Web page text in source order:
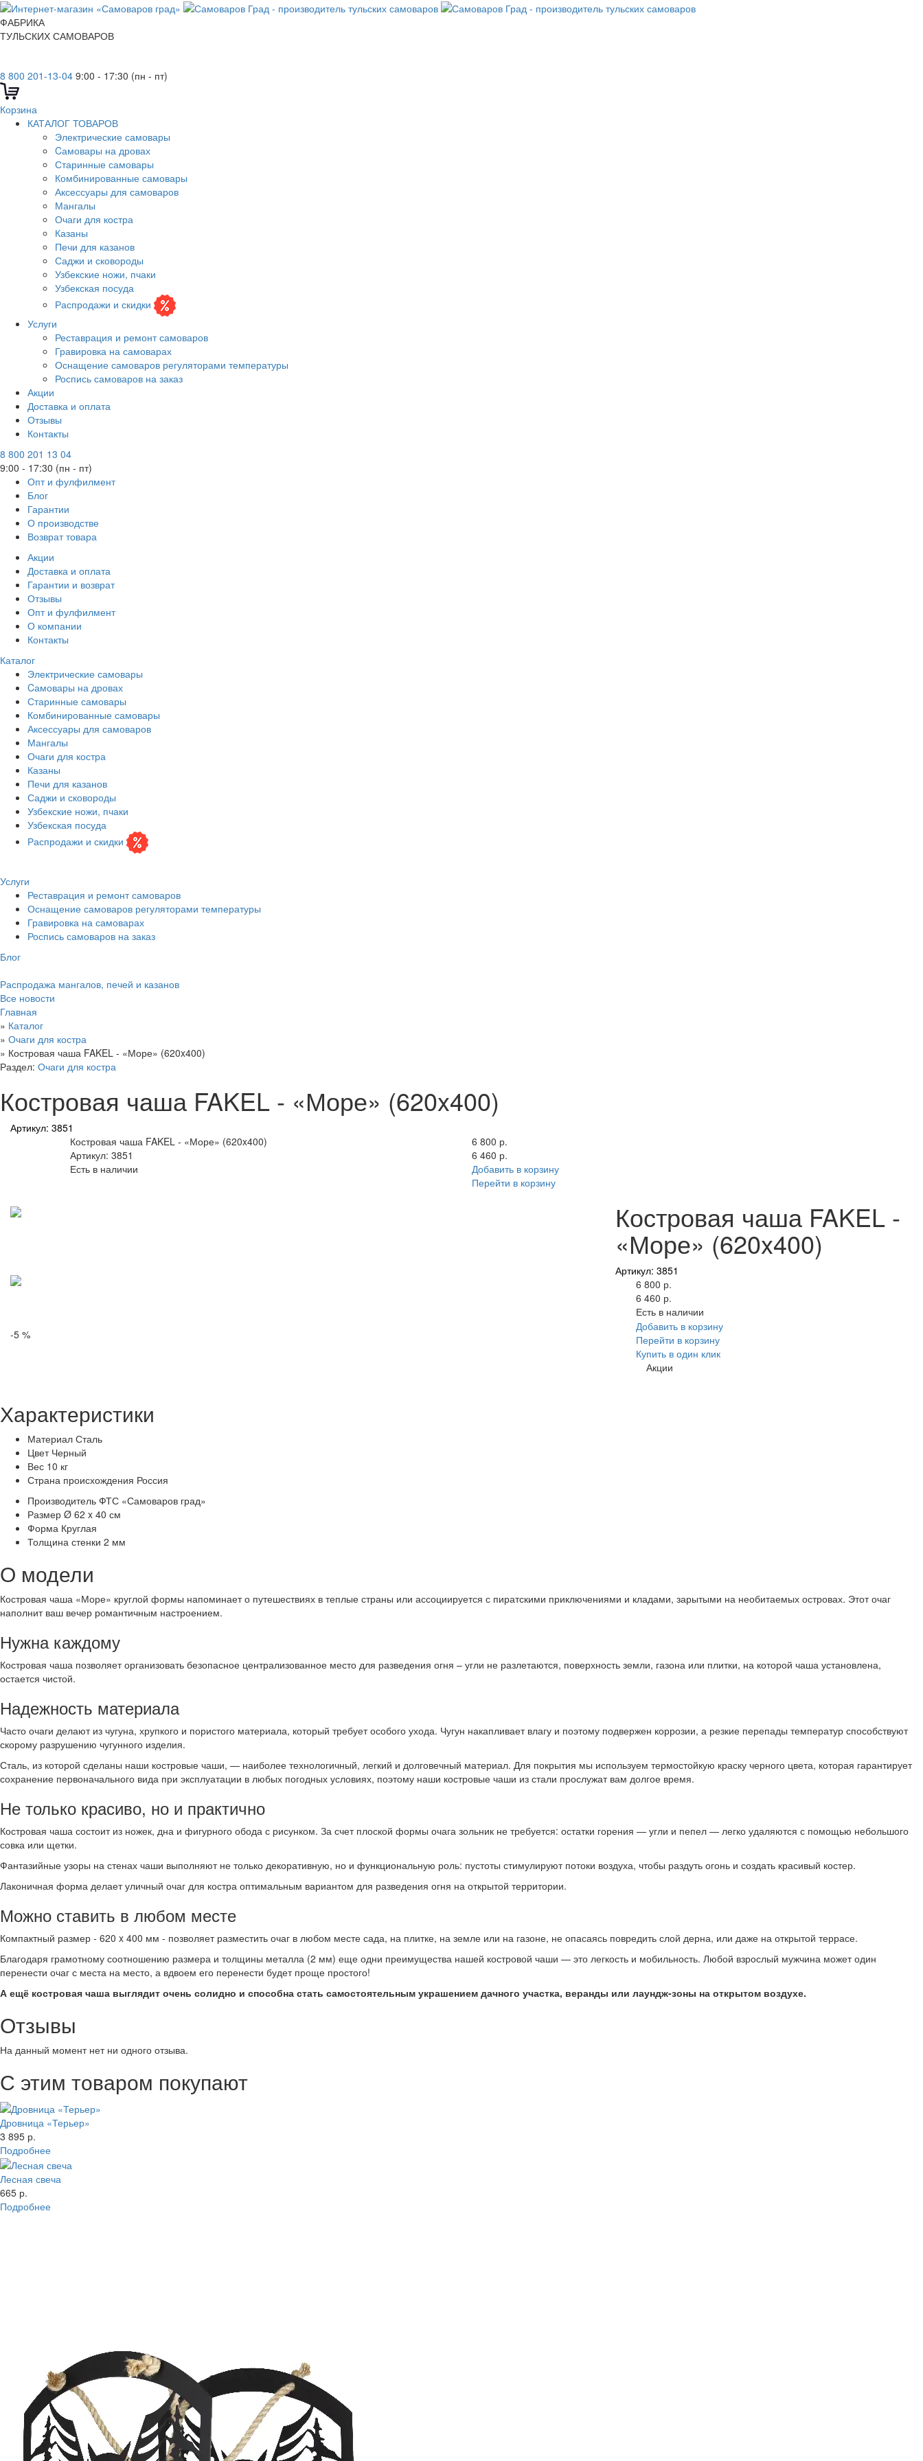
ФАБРИКА
ТУЛЬСКИХ САМОВАРОВ
8 800 201-13-04 9:00 - 17:30 (пн - пт)
Корзина
КАТАЛОГ ТОВАРОВ
Электрические самовары
Cамовары на дровах
Старинные самовары
Комбинированные самовары
Аксессуары для самоваров
Мангалы
Очаги для костра
Казаны
Печи для казанов
Саджи и сковороды
Узбекские ножи, пчаки
Узбекская посуда
Распродажи и скидки
Услуги
Реставрация и ремонт самоваров
Гравировка на самоварах
Оснащение самоваров регуляторами температуры
Роспись самоваров на заказ
Акции
Доставка и оплата
Отзывы
Контакты
8 800 201 13 04
9:00 - 17:30 (пн - пт)
Опт и фулфилмент
Блог
Гарантии
О производстве
Возврат товара
Акции
Доставка и оплата
Гарантии и возврат
Отзывы
Опт и фулфилмент
О компании
Контакты
Каталог
Электрические самовары
Cамовары на дровах
Старинные самовары
Комбинированные самовары
Аксессуары для самоваров
Мангалы
Очаги для костра
Казаны
Печи для казанов
Саджи и сковороды
Узбекские ножи, пчаки
Узбекская посуда
Распродажи и скидки
Услуги
Реставрация и ремонт самоваров
Оснащение самоваров регуляторами температуры
Гравировка на самоварах
Роспись самоваров на заказ
Блог
Распродажа мангалов, печей и казанов
Все новости
Главная
» Каталог
» Очаги для костра
» Костровая чаша FAKEL - «Море» (620x400)
Раздел: Очаги для костра
Костровая чаша FAKEL - «Море» (620x400)
Артикул: 3851
Костровая чаша FAKEL - «Море» (620x400)
Артикул: 3851
Есть в наличии
6 800 р.
6 460 р.
Добавить в корзину
Перейти в корзину
-5 %
Костровая чаша FAKEL -
«Море» (620x400)
Артикул: 3851
6 800 р.
6 460 р.
Есть в наличии
Добавить в корзину
Перейти в корзину
Купить в один клик
Акции
Характеристики
Материал Сталь
Цвет Черный
Вес 10 кг
Страна происхождения Россия
Производитель ФТС «Самоваров град»
Размер Ø 62 x 40 см
Форма Круглая
Толщина стенки 2 мм
О модели
Костровая чаша «Море» круглой формы напоминает о путешествиях в теплые страны или ассоциируется с пиратскими приключениями и кладами, зарытыми на необитаемых островах. Этот очаг
наполнит ваш вечер романтичным настроением.
Нужна каждому
Костровая чаша позволяет организовать безопасное централизованное место для разведения огня – угли не разлетаются, поверхность земли, газона или плитки, на которой чаша установлена,
остается чистой.
Надежность материала
Часто очаги делают из чугуна, хрупкого и пористого материала, который требует особого ухода. Чугун накапливает влагу и поэтому подвержен коррозии, а резкие перепады температур способствуют
скорому разрушению чугунного изделия.
Сталь, из которой сделаны наши костровые чаши, — наиболее технологичный, легкий и долговечный материал. Для покрытия мы используем термостойкую краску черного цвета, которая гарантирует
сохранение первоначального вида при эксплуатации в любых погодных условиях, поэтому наши костровые чаши из стали прослужат вам долгое время.
Не только красиво, но и практично
Костровая чаша состоит из ножек, дна и фигурного обода с рисунком. За счет плоской формы очага зольник не требуется: остатки горения — угли и пепел — легко удаляются с помощью небольшого
совка или щетки.
Фантазийные узоры на стенах чаши выполняют не только декоративную, но и функциональную роль: пустоты стимулируют потоки воздуха, чтобы раздуть огонь и создать красивый костер.
Лаконичная форма делает уличный очаг для костра оптимальным вариантом для разведения огня на открытой территории.
Можно ставить в любом месте
Компактный размер - 620 x 400 мм - позволяет разместить очаг в любом месте сада, на плитке, на земле или на газоне, не опасаясь повредить слой дерна, или даже на открытой террасе.
Благодаря грамотному соотношению размера и толщины металла (2 мм) еще одни преимущества нашей костровой чаши — это легкость и мобильность. Любой взрослый мужчина может один
перенести очаг с места на место, а вдвоем его перенести будет проще простого!
А ещё костровая чаша выглядит очень солидно и способна стать самостоятельным украшением дачного участка, веранды или лаундж-зоны на открытом воздухе.
Отзывы
На данный момент нет ни одного отзыва.
С этим товаром покупают
Дровница «Терьер»
3 895 р.
Подробнее
Лесная свеча
665 р.
Подробнее